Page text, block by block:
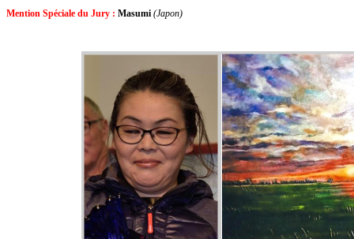
Mention Spéciale du Jury : Masumi (Japon)